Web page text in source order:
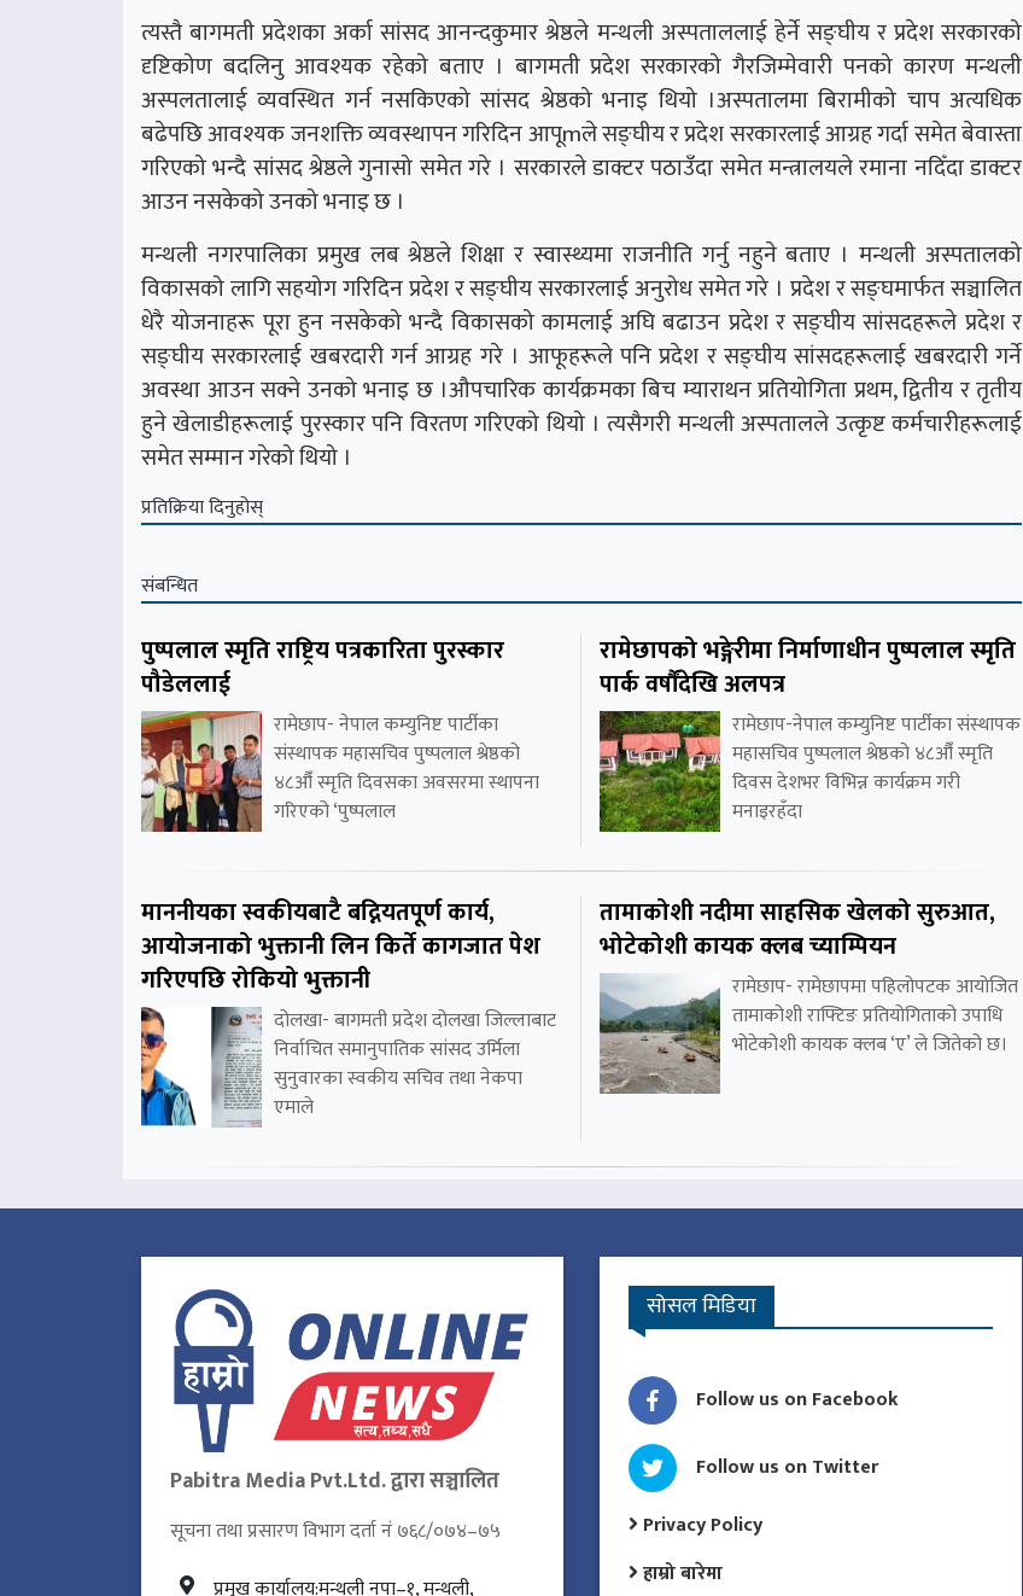
त्यस्तै बागमती प्रदेशका अर्का सांसद आनन्दकुमार श्रेष्ठले मन्थली अस्पताललाई हेर्ने सङ्घीय र प्रदेश सरकारको
दृष्टिकोण बदलिनु आवश्यक रहेको बताए । बागमती प्रदेश सरकारको गैरजिम्मेवारी पनको कारण मन्थली
अस्पलतालाई व्यवस्थित गर्न नसकिएको सांसद श्रेष्ठको भनाइ थियो ।अस्पतालमा बिरामीको चाप अत्यधिक
बढेपछि आवश्यक जनशक्ति व्यवस्थापन गरिदिन आपूmले सङ्घीय र प्रदेश सरकारलाई आग्रह गर्दा समेत बेवास्ता
गरिएको भन्दै सांसद श्रेष्ठले गुनासो समेत गरे । सरकारले डाक्टर पठाउँदा समेत मन्त्रालयले रमाना नदिँदा डाक्टर
आउन नसकेको उनको भनाइ छ ।
मन्थली नगरपालिका प्रमुख लब श्रेष्ठले शिक्षा र स्वास्थ्यमा राजनीति गर्नु नहुने बताए । मन्थली अस्पतालको
विकासको लागि सहयोग गरिदिन प्रदेश र सङ्घीय सरकारलाई अनुरोध समेत गरे । प्रदेश र सङ्घमार्फत सञ्चालित
धेरै योजनाहरू पूरा हुन नसकेको भन्दै विकासको कामलाई अघि बढाउन प्रदेश र सङ्घीय सांसदहरूले प्रदेश र
सङ्घीय सरकारलाई खबरदारी गर्न आग्रह गरे । आफूहरूले पनि प्रदेश र सङ्घीय सांसदहरूलाई खबरदारी गर्ने
अवस्था आउन सक्ने उनको भनाइ छ ।औपचारिक कार्यक्रमका बिच म्याराथन प्रतियोगिता प्रथम, द्वितीय र तृतीय
हुने खेलाडीहरूलाई पुरस्कार पनि विरतण गरिएको थियो । त्यसैगरी मन्थली अस्पतालले उत्कृष्ट कर्मचारीहरूलाई
समेत सम्मान गरेको थियो ।
प्रतिक्रिया दिनुहोस्
संबन्धित
पुष्पलाल स्मृति राष्ट्रिय पत्रकारिता पुरस्कार
पौडेललाई
रामेछाप- नेपाल कम्युनिष्ट पार्टीका
संस्थापक महासचिव पुष्पलाल श्रेष्ठको
४८औँ स्मृति दिवसका अवसरमा स्थापना
गरिएको ‘पुष्पलाल
रामेछापको भङ्गेरीमा निर्माणाधीन पुष्पलाल स्मृति
पार्क वर्षौंदेखि अलपत्र
रामेछाप-नेपाल कम्युनिष्ट पार्टीका संस्थापक
महासचिव पुष्पलाल श्रेष्ठको ४८औँ स्मृति
दिवस देशभर विभिन्न कार्यक्रम गरी
मनाइरहँदा
माननीयका स्वकीयबाटै बद्नियतपूर्ण कार्य,
आयोजनाको भुक्तानी लिन किर्ते कागजात पेश
गरिएपछि रोकियो भुक्तानी
दोलखा- बागमती प्रदेश दोलखा जिल्लाबाट
निर्वाचित समानुपातिक सांसद उर्मिला
सुनुवारका स्वकीय सचिव तथा नेकपा
एमाले
तामाकोशी नदीमा साहसिक खेलको सुरुआत,
भोटेकोशी कायक क्लब च्याम्पियन
रामेछाप- रामेछापमा पहिलोपटक आयोजित
तामाकोशी राफ्टिङ प्रतियोगिताको उपाधि
भोटेकोशी कायक क्लब ‘ए’ ले जितेको छ।
Pabitra Media Pvt.Ltd. द्वारा सञ्चालित
सूचना तथा प्रसारण विभाग दर्ता नं ७६८/०७४–७५
सोसल मिडिया
Follow us on Facebook
Follow us on Twitter
Privacy Policy
हाम्रो बारेमा